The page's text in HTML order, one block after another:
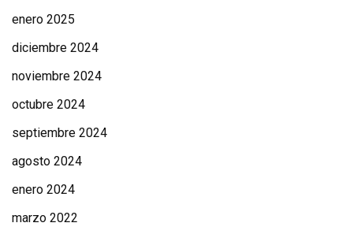
enero 2025
diciembre 2024
noviembre 2024
octubre 2024
septiembre 2024
agosto 2024
enero 2024
marzo 2022